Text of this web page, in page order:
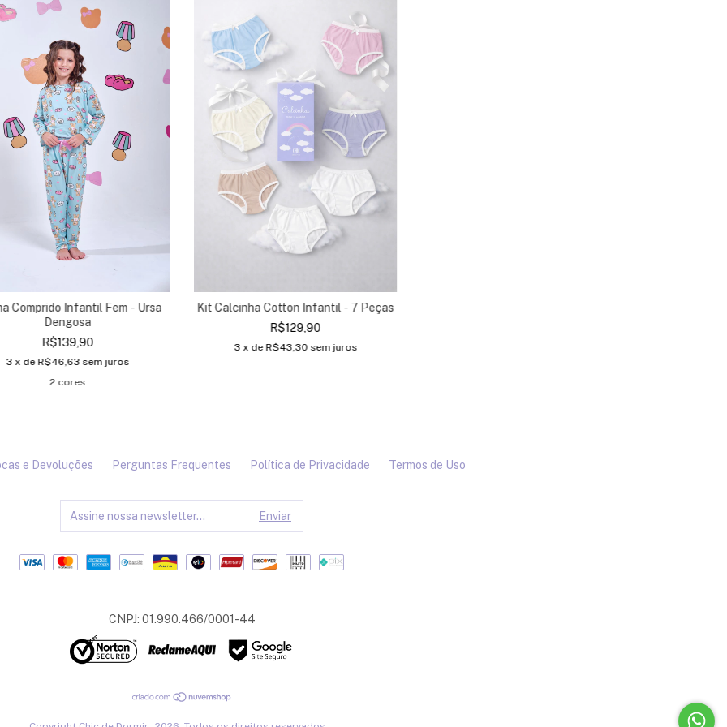
Comprido Infantil Fem - Ursa
Dengosa
R$139,90
3 x de R$46,63 sem juros
2 cores
Kit Calcinha Cotton Infantil - 7 Peças
R$129,90
3 x de R$43,30 sem juros
e Devoluções Perguntas Frequentes Política de Privacidade Termos de Uso
CNPJ: 01.990.466/0001-44